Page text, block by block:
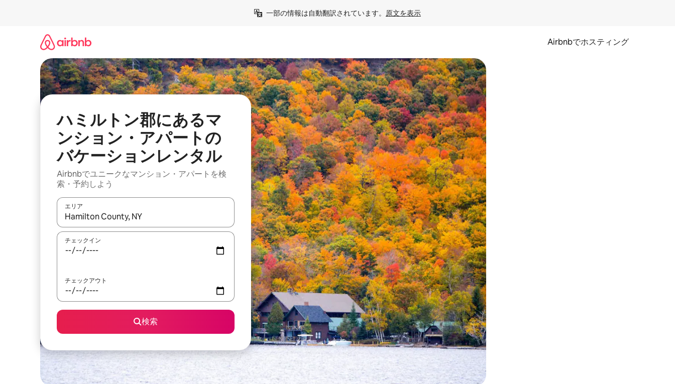
一部の情報は自動翻訳されています。 原文を表示
Airbnbでホスティング
ハミルトン郡にあるマ
ンション・アパートの
バケーションレンタル
Airbnbでユニークなマンション・アパートを検
索・予約しよう
エリア
検索結果が表示されたら、上下の矢印キーを使って移動するか、画面をタッチまたはスワイプして検索結果を確認することができます。
チェックイン
チェックアウト
検索